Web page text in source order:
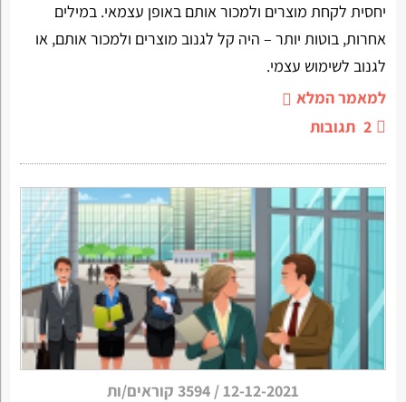
יחסית לקחת מוצרים ולמכור אותם באופן עצמאי. במילים
אחרות, בוטות יותר – היה קל לגנוב מוצרים ולמכור אותם, או
לגנוב לשימוש עצמי.
למאמר המלא
2 תגובות
12-12-2021
/ 3594 קוראים/ות